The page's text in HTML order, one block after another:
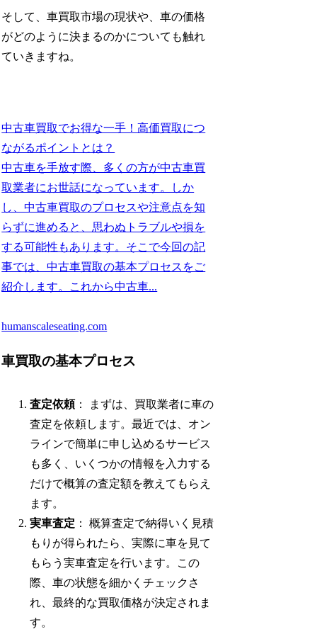
そして、車買取市場の現状や、車の価格
がどのように決まるのかについても触れ
ていきますね。
中古車買取でお得な一手！高価買取につ
ながるポイントとは？
中古車を手放す際、多くの方が中古車買
取業者にお世話になっています。しか
し、中古車買取のプロセスや注意点を知
らずに進めると、思わぬトラブルや損を
する可能性もあります。そこで今回の記
事では、中古車買取の基本プロセスをご
紹介します。これから中古車...
humanscaleseating.com
車買取の基本プロセス
査定依頼： まずは、買取業者に車の
査定を依頼します。最近では、オン
ラインで簡単に申し込めるサービス
も多く、いくつかの情報を入力する
だけで概算の査定額を教えてもらえ
ます。
実車査定 ： 概算査定で納得いく見積
もりが得られたら、実際に車を見て
もらう実車査定を行います。この
際、車の状態を細かくチェックさ
れ、最終的な買取価格が決定されま
す。